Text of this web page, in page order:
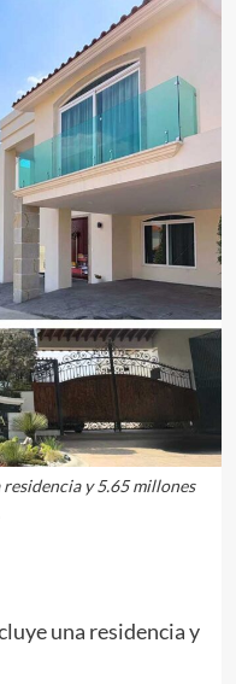
y 5.65 millones
una residencia y